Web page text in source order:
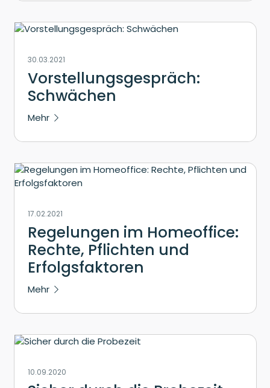
30.03.2021
Vorstellungsgespräch:
Schwächen
Mehr
17.02.2021
Regelungen im Homeoffice:
Rechte, Pflichten und
Erfolgsfaktoren
Mehr
10.09.2020